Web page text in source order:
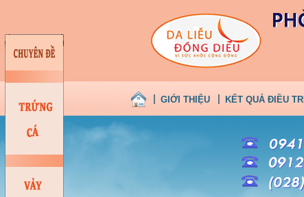
GIỚI THIỆU KẾT QUẢ ĐIỀU TRỊ